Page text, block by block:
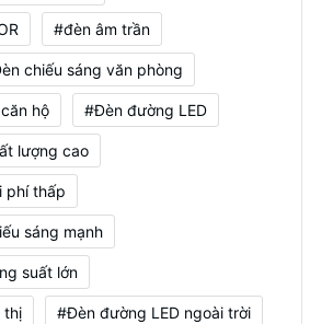
#đèn âm trần
chiếu sáng văn phòng
hộ #Đèn đường LED
lượng cao
phí thấp
sáng mạnh
suất lớn
thị #Đèn đường LED ngoài trời